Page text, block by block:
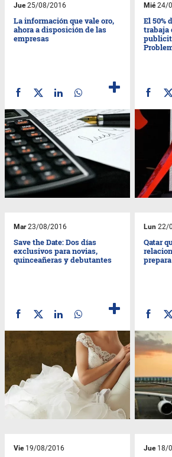
Jue25/08/2016
La información que vale oro,
ahora a disposición de las
empresas
Mié24/
El 50%
trabaja
Mar23/08/2016
Save the Date: Dos días
exclusivos para novias,
quinceañeras y debutantes
Lun 22/
Qatar
Vie19/08/2016 Jue18/